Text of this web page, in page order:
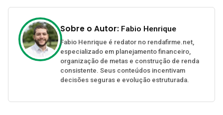
Sobre o Autor: Fabio Henrique
Fabio Henrique é redator no rendafirme.net,
especializado em planejamento financeiro,
organização de metas e construção de renda
consistente. Seus conteúdos incentivam
decisões seguras e evolução estruturada.